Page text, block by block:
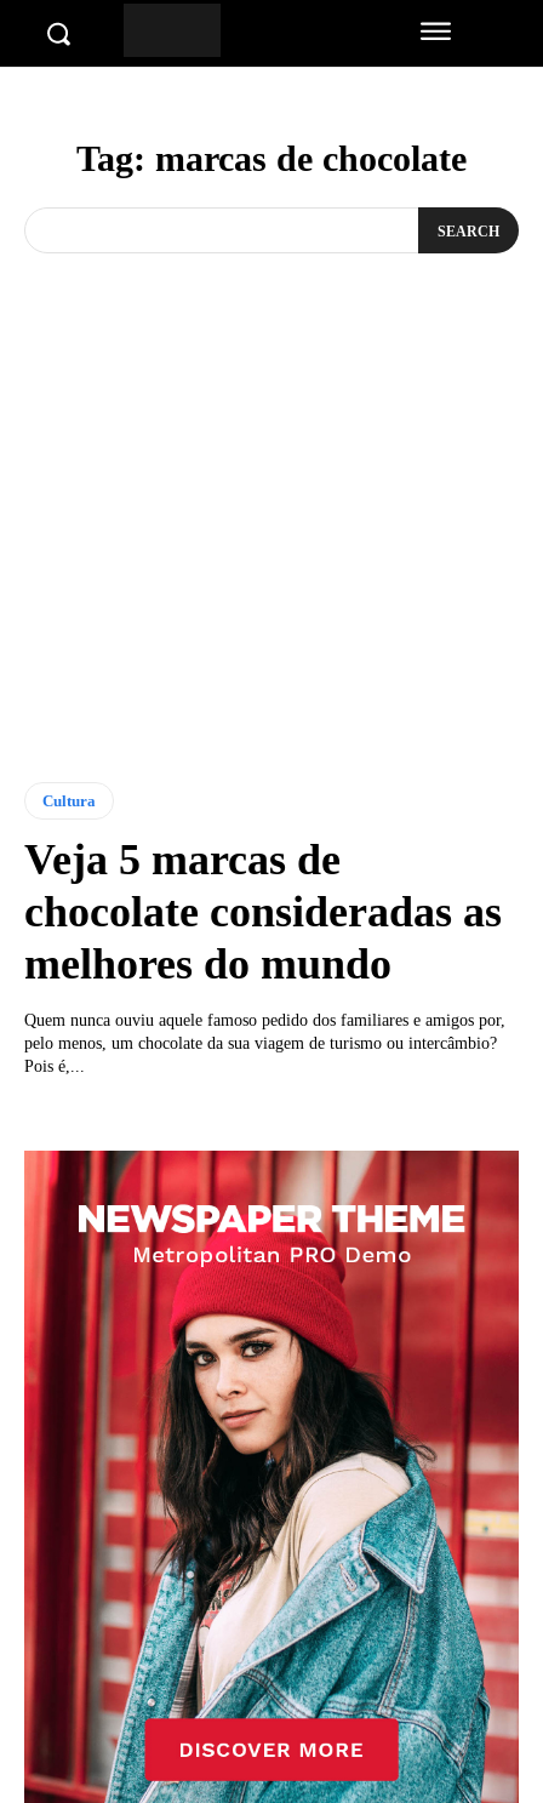
Tag: marcas de chocolate
SEARCH
Cultura
Veja 5 marcas de
chocolate consideradas as
melhores do mundo
Quem nunca ouviu aquele famoso pedido dos familiares e amigos por,
pelo menos, um chocolate da sua viagem de turismo ou intercâmbio?
Pois é,...